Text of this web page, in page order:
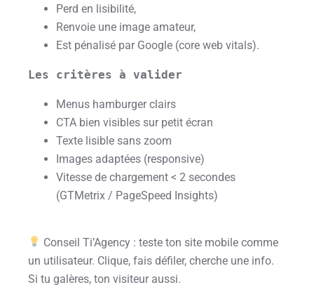
Perd en lisibilité,
Renvoie une image amateur,
Est pénalisé par Google (core web vitals).
Les critères à valider
Menus hamburger clairs
CTA bien visibles sur petit écran
Texte lisible sans zoom
Images adaptées (responsive)
Vitesse de chargement < 2 secondes
(GTMetrix / PageSpeed Insights)
Conseil Ti’Agency : teste ton site mobile comme
un utilisateur. Clique, fais défiler, cherche une info.
Si tu galères, ton visiteur aussi.